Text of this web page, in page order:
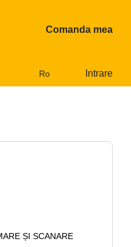
Comanda mea
Ro Intrare